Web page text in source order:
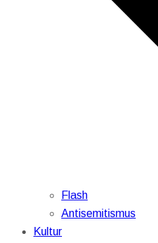
Flash
Antisemitismus
Kultur